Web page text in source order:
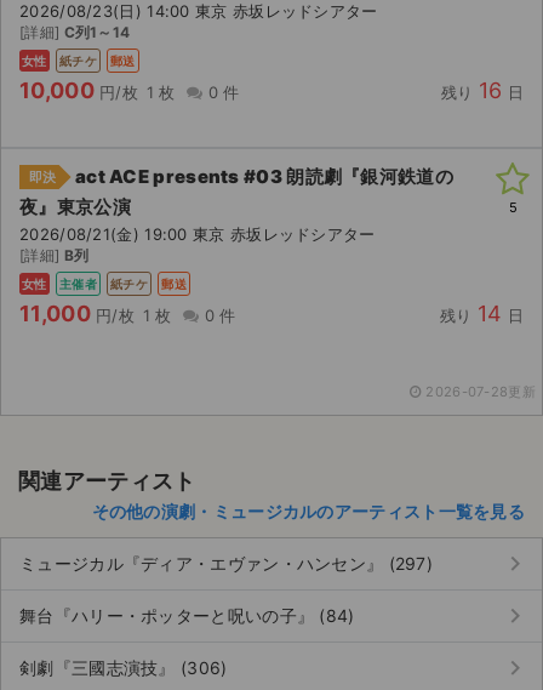
サイト情報
チケットジャム運営会社
プライバシーポリシー
特定商取引法に基づく表記
公演登録依頼
チケットジャムの取り組み
音楽情報
2026/08/23(日) 14:00 東京 赤坂レッドシアター
[詳細] C列1～14
女性 紙チケ 郵送
10,000 円/枚 1 枚 0 件 残り 16 日
即決
act ACE presents #03 朗読劇『銀河鉄道の
夜』東京公演
2026/08/21(金) 19:00 東京 赤坂レッドシアター
[詳細] B列
女性 主催者 紙チケ 郵送
11,000 円/枚 1 枚 0 件 残り 14 日
5
2026-07-28更新
関連アーティスト
その他の演劇・ミュージカルのアーティスト一覧を見る
ミュージカル『ディア・エヴァン・ハンセン』 (297) keyboard_arrow_right
舞台『ハリー・ポッターと呪いの子』 (84) keyboard_arrow_right
剣劇『三國志演技』 (306) keyboard_arrow_right